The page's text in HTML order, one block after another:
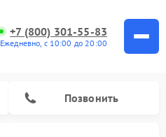
+7 (800) 301-55-83
Ежедневно, с 10:00 до 20:00
Позвонить